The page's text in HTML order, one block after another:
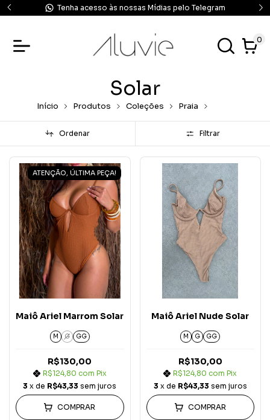
Tenha acesso às nossas Mídias pelo Telegram
0
Solar
Início Produtos Coleções Praia
Ordenar Filtrar
ATENÇÃO, ÚLTIMA PEÇA!
Maiô Ariel Marrom Solar
M G GG
R$130,00
R$124,80 com Pix
3 x de R$43,33 sem juros
COMPRAR
Maiô Ariel Nude Solar
M G GG
R$130,00
R$124,80com Pix
3 x de R$43,33 sem juros
COMPRAR